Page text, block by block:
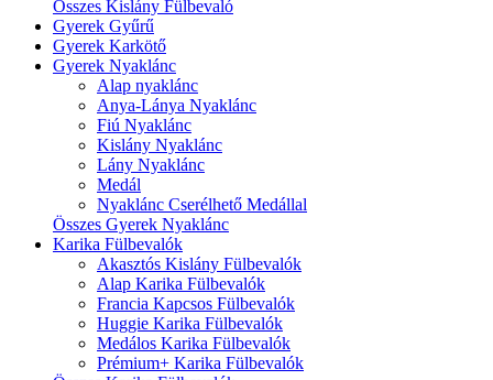
Összes Kislány Fülbevaló
Gyerek Gyűrű
Gyerek Karkötő
Gyerek Nyaklánc
Alap nyaklánc
Anya-Lánya Nyaklánc
Fiú Nyaklánc
Kislány Nyaklánc
Lány Nyaklánc
Medál
Nyaklánc Cserélhető Medállal
Összes Gyerek Nyaklánc
Karika Fülbevalók
Akasztós Kislány Fülbevalók
Alap Karika Fülbevalók
Francia Kapcsos Fülbevalók
Huggie Karika Fülbevalók
Medálos Karika Fülbevalók
Prémium+ Karika Fülbevalók